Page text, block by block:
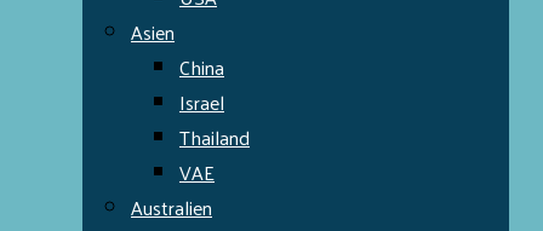
Asien
China
Israel
Thailand
VAE
Australien